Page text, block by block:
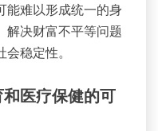
能难以形成统一的身
解决财富不平等问题
稳定性。
医疗保健的可